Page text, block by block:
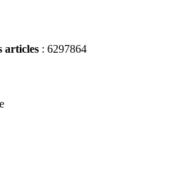
articles : 6297864